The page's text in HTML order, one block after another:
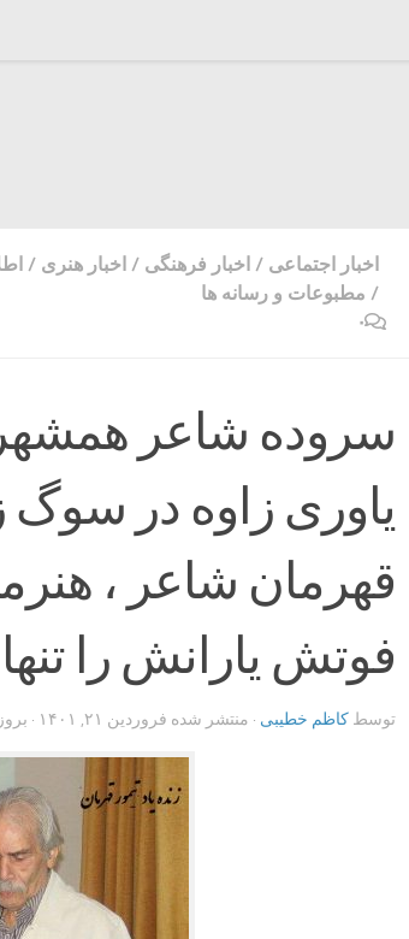
اخبار اجتماعی / اخبار فرهنگی / اخبار هنری /
/ مطبوعات و رسانه ها
۰
سروده شاعر
یاوری زاوه در سوگ
قهرمان شاعر ،
فوتش یارانش را
توسط کاظم خطیبی · منتشر شده فروردین ۲۱, ۱۴۰۱ ·